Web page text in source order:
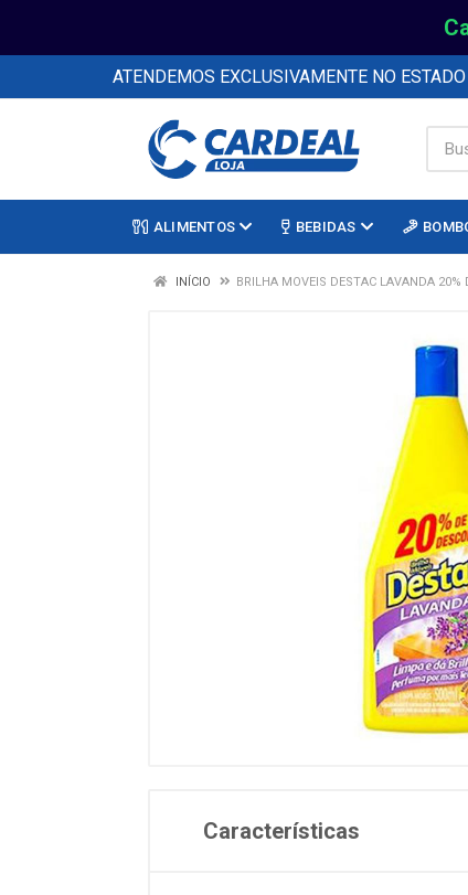
ATENDEMOS EXCLUSIVAMENTE NO
ALIMENTOS BEBIDAS
INÍCIO BRILHA MOVEIS DESTAC LAVANDA
Características